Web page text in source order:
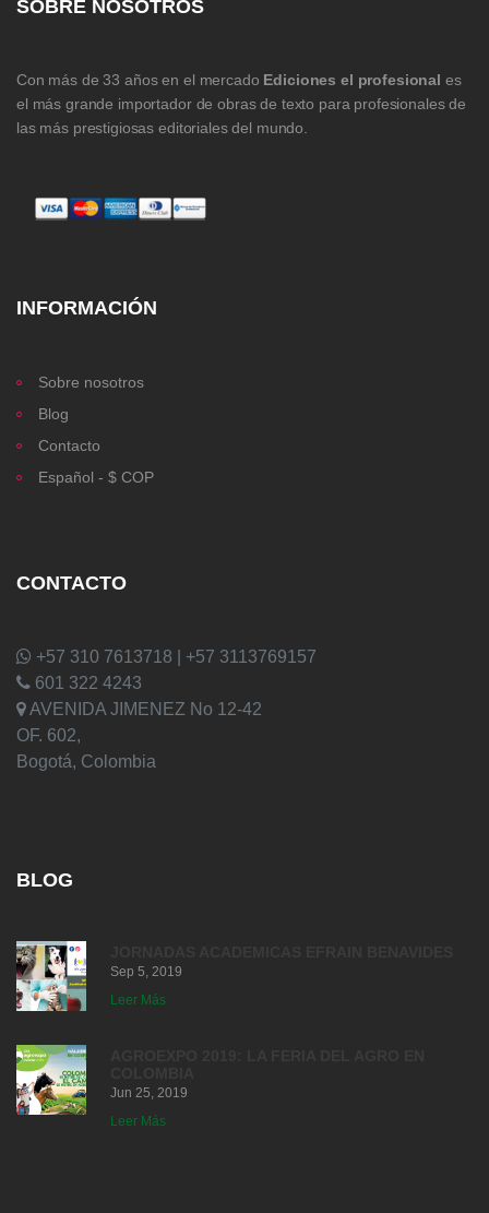
SOBRE NOSOTROS
Con más de 33 años en el mercado Ediciones el profesional es
el más grande importador de obras de texto para profesionales de
las más prestigiosas editoriales del mundo.
INFORMACIÓN
Sobre nosotros
Blog
Contacto
Español - $ COP
CONTACTO
+57 310 7613718 | +57 3113769157
601 322 4243
AVENIDA JIMENEZ No 12-42
OF. 602,
Bogotá, Colombia
BLOG
Sep 5, 2019
Leer Más
Jun 25, 2019
Leer Más